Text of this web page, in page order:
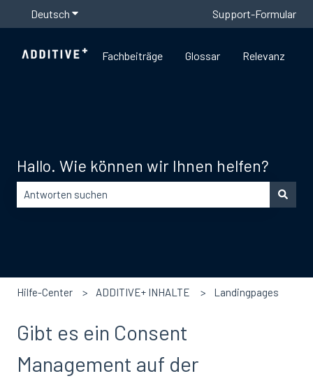
Deutsch Untermenü für Übersetzungen anzeigenSupport-Formular
Fachbeiträge Glossar Relevanz
Hallo. Wie können wir Ihnen helfen?
Hilfe-Center ADDITIVE+ INHALTE Landingpages
Gibt es ein Consent
Management auf der